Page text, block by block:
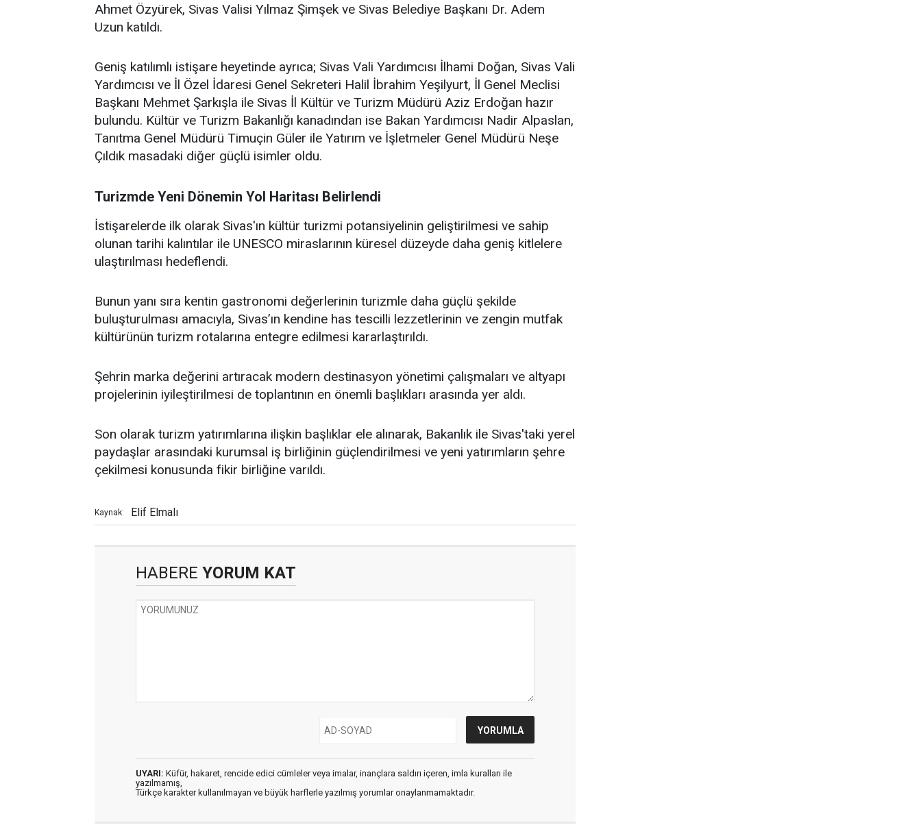
Ahmet Özyürek, Sivas Valisi Yılmaz Şimşek ve Sivas Belediye Başkanı Dr. Adem
Uzun katıldı.
Geniş katılımlı istişare heyetinde ayrıca; Sivas Vali Yardımcısı İlhami Doğan, Sivas Vali
Yardımcısı ve İl Özel İdaresi Genel Sekreteri Halil İbrahim Yeşilyurt, İl Genel Meclisi
Başkanı Mehmet Şarkışla ile Sivas İl Kültür ve Turizm Müdürü Aziz Erdoğan hazır
bulundu. Kültür ve Turizm Bakanlığı kanadından ise Bakan Yardımcısı Nadir Alpaslan,
Tanıtma Genel Müdürü Timuçin Güler ile Yatırım ve İşletmeler Genel Müdürü Neşe
Çıldık masadaki diğer güçlü isimler oldu.
Turizmde Yeni Dönemin Yol Haritası Belirlendi
İstişarelerde ilk olarak Sivas'ın kültür turizmi potansiyelinin geliştirilmesi ve sahip
olunan tarihi kalıntılar ile UNESCO miraslarının küresel düzeyde daha geniş kitlelere
ulaştırılması hedeflendi.
Bunun yanı sıra kentin gastronomi değerlerinin turizmle daha güçlü şekilde
buluşturulması amacıyla, Sivas’ın kendine has tescilli lezzetlerinin ve zengin mutfak
kültürünün turizm rotalarına entegre edilmesi kararlaştırıldı.
Şehrin marka değerini artıracak modern destinasyon yönetimi çalışmaları ve altyapı
projelerinin iyileştirilmesi de toplantının en önemli başlıkları arasında yer aldı.
Son olarak turizm yatırımlarına ilişkin başlıklar ele alınarak, Bakanlık ile Sivas'taki yerel
paydaşlar arasındaki kurumsal iş birliğinin güçlendirilmesi ve yeni yatırımların şehre
çekilmesi konusunda fikir birliğine varıldı.
Kaynak: Elif Elmalı
HABERE YORUM KAT
UYARI: Küfür, hakaret, rencide edici cümleler veya imalar, inançlara saldırı içeren, imla kuralları ile
yazılmamış,
Türkçe karakter kullanılmayan ve büyük harflerle yazılmış yorumlar onaylanmamaktadır.